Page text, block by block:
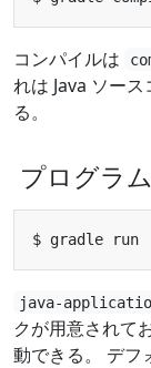
コンパイルは
れは Java ソー
る。
プログラ
java-
クが用意されて
動できる。 デフ